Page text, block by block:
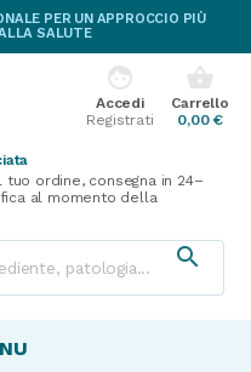
PER UN APPROCCIO PIÙ
SALUTE
shopping_basket
Carrello
0,00 €
face
Accedi
Registrati
ordine, consegna in 24–
al momento della
